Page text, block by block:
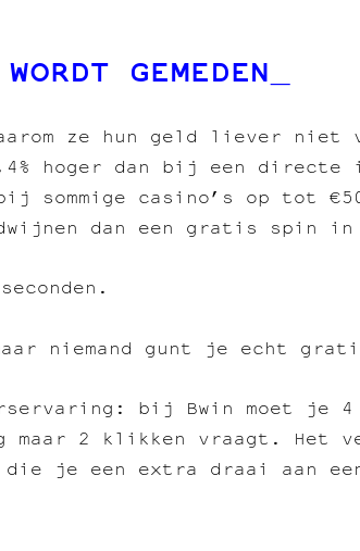
GEMEDEN
ze hun geld liever niet
hoger dan bij een directe
sommige casino’s op tot
dan een gratis spin in
niemand gunt je echt
bij Bwin moet je 4
2 klikken vraagt. Het
die je een extra draai aan